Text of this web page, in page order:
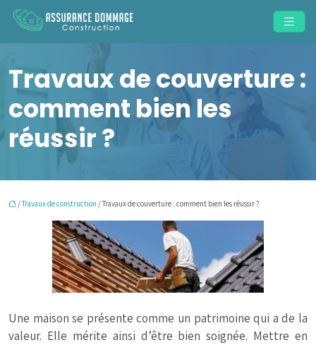
Travaux de couverture :
comment bien les
réussir ?
/Travaux de construction / Travaux de couverture : comment bien les réussir ?
Une maison se présente comme un patrimoine qui a de la
valeur. Elle mérite ainsi d’être bien soignée. Mettre en